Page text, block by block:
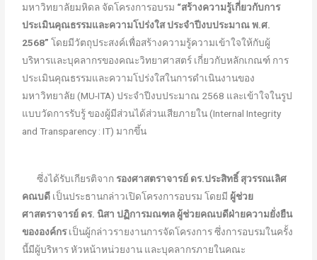
มหาวิทยาลัยมหิดล จัดโครงการอบรม “สร้างความรู้เกี่ยวกับการ
ประเมินคุณธรรมและความโปร่งใส ประจำปีงบประมาณ พ.ศ.
2568” โดยมีวัตถุประสงค์เพื่อสร้างความรู้ความเข้าใจให้กับผู้
บริหารและบุคลากรของคณะวิทยาศาสตร์ เกี่ยวกับหลักเกณฑ์ การ
ประเมินคุณธรรมและความโปร่งใสในการดำเนินงานของ
มหาวิทยาลัย (MU-ITA) ประจำปีงบประมาณ 2568 และเข้าใจในรูป
แบบวัดการรับรู้ ของผู้มีส่วนได้ส่วนเสียภายใน (Internal Integrity
and Transparency : IT) มากขึ้น
ซึ่งได้รับเกียรติจาก รองศาสตราจารย์ ดร.ประสิทธิ์ สุวรรณเลิศ
คณบดี เป็นประธานกล่าวเปิดโครงการอบรม โดยมี ผู้ช่วย
ศาสตราจารย์ ดร. นิสา ปฏิการมณฑล ผู้ช่วยคณบดีฝ่ายความยั่งยืน
ขององค์กรเป็นผู้กล่าวรายงานการจัดโครงการ ซึ่งการอบรมในครั้ง
นี้มีผู้บริหาร หัวหน้าหน่วยงาน และบุคลากรภายในคณะ